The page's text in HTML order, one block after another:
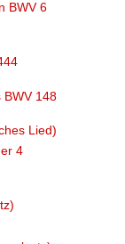
BWV 6
BWV 148
Lied)
4